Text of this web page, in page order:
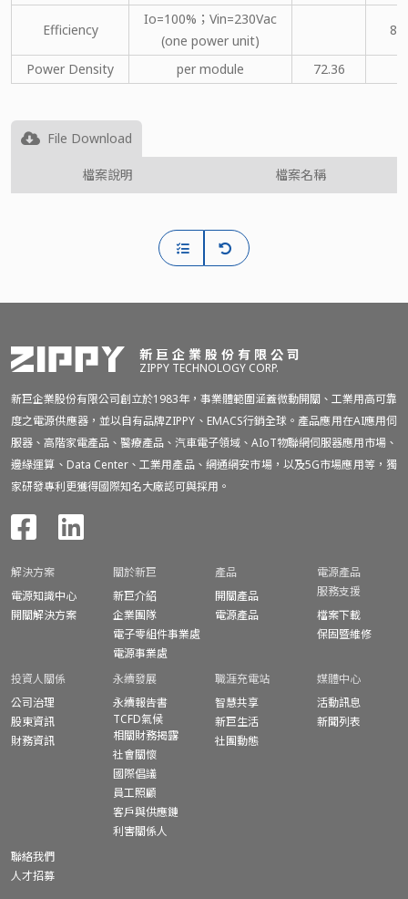
Efficiency
Io=100%；Vin=230Vac
(one power unit)
86
Power Density per module 72.36
File Download
檔案說明 檔案名稱
新巨企業股份有限公司
ZIPPY TECHNOLOGY CORP.
新巨企業股份有限公司創立於1983年，事業體範圍涵蓋微動開關、工業用高可靠
度之電源供應器，並以自有品牌ZIPPY、EMACS行銷全球。產品應用在AI應用伺
服器、高階家電產品、醫療產品、汽車電子領域、AIoT物聯網伺服器應用市場、
邊緣運算、Data Center、工業用產品、網通網安市場，以及5G市場應用等，獨
家研發專利更獲得國際知名大廠認可與採用。
解決方案
電源知識中心
開關解決方案
關於新巨
新巨介紹
企業團隊
電子零組件事業處
電源事業處
產品
開關產品
電源產品
電源產品
服務支援
檔案下載
保固暨維修
投資人關係
公司治理
股東資訊
財務資訊
永續發展
永續報告書
TCFD氣候
相關財務揭露
社會關懷
國際倡議
員工照顧
客戶與供應鏈
利害關係人
職涯充電站
智慧共享
新巨生活
社團動態
媒體中心
活動訊息
新聞列表
聯絡我們
人才招募